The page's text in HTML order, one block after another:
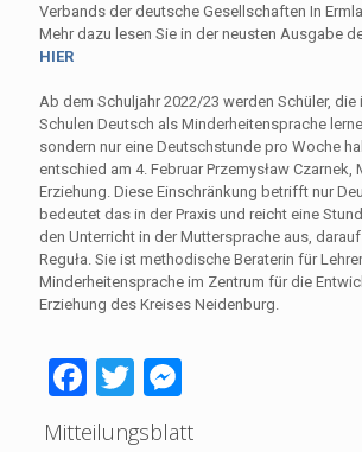
Verbands der deutsche Gesellschaften In
Mehr dazu lesen Sie in der neusten Ausgabe
HIER
Ab dem Schuljahr 2022/23 werden Schüler, die
Schulen Deutsch als Minderheitensprache
sondern nur eine Deutschstunde pro Woche
entschied am 4. Februar Przemysław Czarnek,
Erziehung. Diese Einschränkung betrifft nur
bedeutet das in der Praxis und reicht eine
den Unterricht in der Muttersprache aus,
Reguła. Sie ist methodische Beraterin für
Minderheitensprache im Zentrum für die
Erziehung des Kreises Neidenburg.
Facebook
TwitterMessenger
Mitteilungsblatt